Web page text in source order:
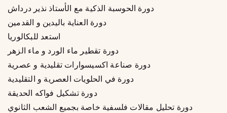
دورة الحوسبة الذكية مع الأستاذ نذير درداش
دورة العناية باليدين و القدمين
استعد للبكالوريا
دورة تقطير ماء الورد و ماء الزهر
دورة صناعة اكسيسوارات تقليدية و عصرية
دورة في الحلويات العصرية و التقليدية
دورة تشكيل فواكه الحديقة
دورة تحليل مقالات فلسفية خاصة بجميع الشعب الثانوي